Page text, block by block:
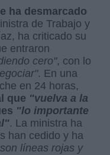
ha desmarcado
de Trabajo y
ha criticado su
entraron
cero", con lo
. En una
en 24 horas,
que "vuelva a la
"lo importante
. La ministra ha
han cedido y ha
líneas rojas y